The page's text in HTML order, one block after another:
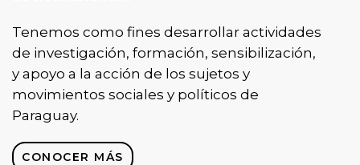
Tenemos como fines desarrollar actividades
de investigación, formación, sensibilización,
y apoyo a la acción de los sujetos y
movimientos sociales y políticos de
Paraguay.
CONOCER MÁS